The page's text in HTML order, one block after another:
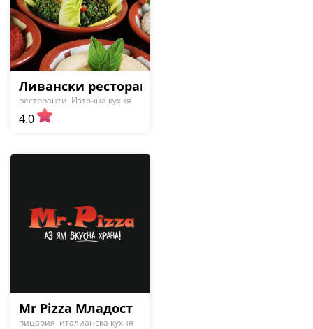
Ливански ресторант ФИНИКИЯ
ресторанти Източна кухня
4.0
Mr Pizza Младост
пицария италианска кухня